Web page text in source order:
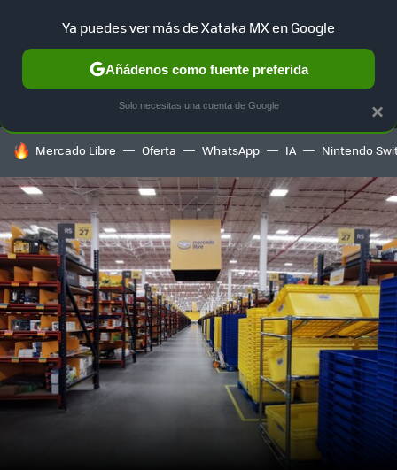
MENÚ NUEVO
GAMING HOME AUTO
HOY SE HABLA DE
Mercado Libre Oferta WhatsApp IA Nintendo
×
Ya puedes ver más de Xataka MX en Google
Añádenos como fuente preferida
Solo necesitas una cuenta de Google